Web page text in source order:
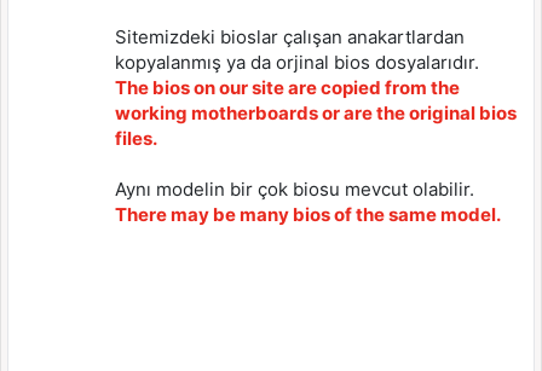
Sitemizdeki bioslar çalışan anakartlardan
kopyalanmış ya da orjinal bios dosyalarıdır.
The bios on our site are copied from the
working motherboards or are the original bios
files.
Aynı modelin bir çok biosu mevcut olabilir.
There may be many bios of the same model.